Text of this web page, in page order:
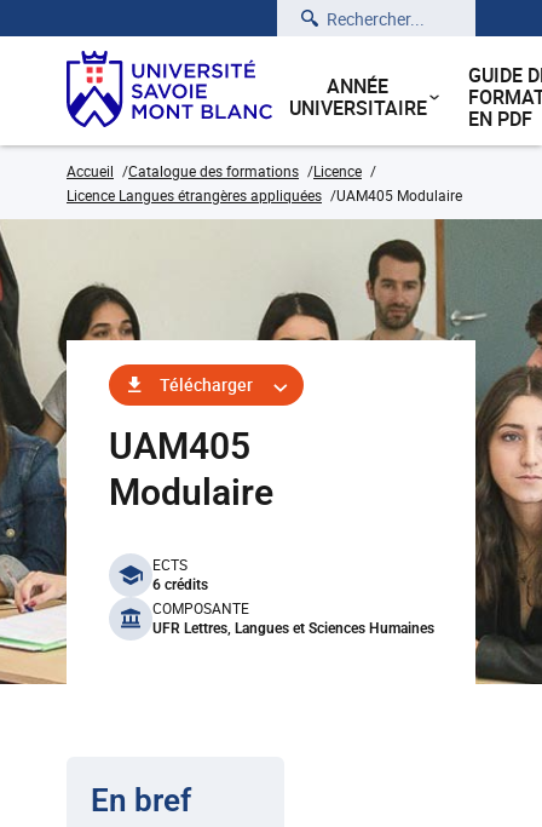
Rechercher
ANNÉE
UNIVERSITAIRE
GUIDE
EN PDF
Accueil Catalogue des formations
Licence
Licence Langues étrangères appliquées
UAM405 Modulaire
Télécharger
UAM405
Modulaire
benefits
ECTS
6 crédits
COMPOSANTE
UFR Lettres, Langues et Sciences Humaines
En bref